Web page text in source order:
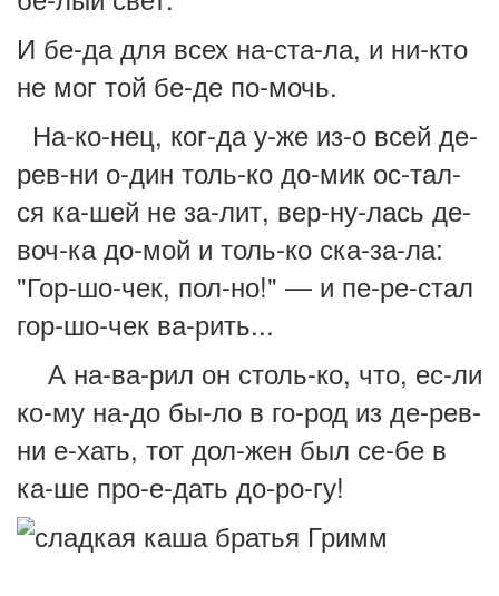
И бе-да для всех на-ста-ла, и ни-кто
не мог той бе-де по-мочь.
На-ко-нец, ког-да у-же из-о всей де-
рев-ни о-дин толь-ко до-мик ос-тал-
ся ка-шей не за-лит, вер-ну-лась де-
воч-ка до-мой и толь-ко ска-за-ла:
"Гор-шо-чек, пол-но!" — и пе-ре-стал
гор-шо-чек ва-рить...
А на-ва-рил он столь-ко, что, ес-ли
ко-му на-до бы-ло в го-род из де-рев-
ни е-хать, тот дол-жен был се-бе в
ка-ше про-е-дать до-ро-гу!